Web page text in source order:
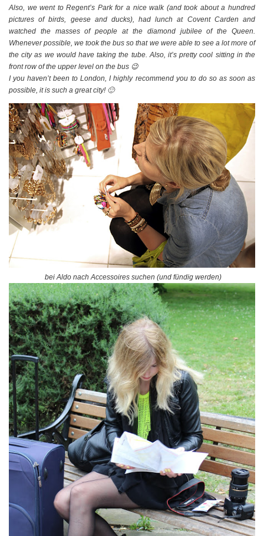
Also, we went to Regent’s Park for a nice walk (and took about a hundred
pictures of birds, geese and ducks), had lunch at Covent Carden and
watched the masses of people at the diamond jubilee of the Queen.
Whenever possible, we took the bus so that we were able to see a lot more of
the city as we would have taking the tube. Also, it’s pretty cool sitting in the
front row of the upper level on the bus 😉
I you haven’t been to London, I highly recommend you to do so as soon as
possible, it is such a great city! 🙂
bei Aldo nach Accessoires suchen (und fündig werden)